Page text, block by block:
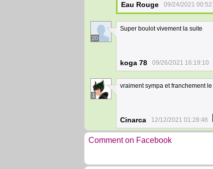
Eau Rouge 09/24/2021
20
Super boulot vivement la suite
koga 78 09/26/2021 16:19:10
1
vraiment sympa et franchement
Cinarca 12/12/2021 01:28:46
Comment on Facebook